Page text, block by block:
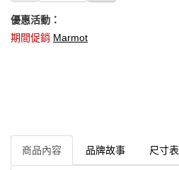
優惠活動：
期間促銷 Marmot
商品內容 品牌故事 尺寸表